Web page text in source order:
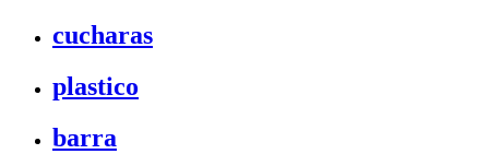
cucharas
plastico
barra